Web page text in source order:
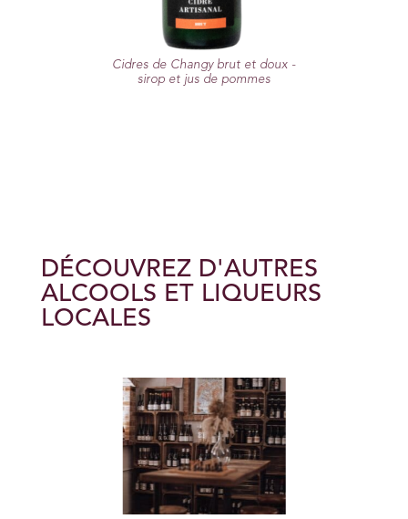
Cidres de Changy brut et doux -
sirop et jus de pommes
DÉCOUVREZ D'AUTRES
ALCOOLS ET LIQUEURS
LOCALES